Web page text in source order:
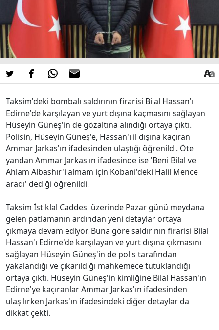
Taksim'deki bombalı saldırının firarisi Bilal Hassan'ı
Edirne'de karşılayan ve yurt dışına kaçmasını sağlayan
Hüseyin Güneş'in de gözaltına alındığı ortaya çıktı.
Polisin, Hüseyin Güneş'e, Hassan'ı il dışına kaçıran
Ammar Jarkas'ın ifadesinden ulaştığı öğrenildi. Öte
yandan Ammar Jarkas'ın ifadesinde ise 'Beni Bilal ve
Ahlam Albashır'i almam için Kobani'deki Halil Mence
aradı' dediği öğrenildi.
Taksim İstiklal Caddesi üzerinde Pazar günü meydana
gelen patlamanın ardından yeni detaylar ortaya
çıkmaya devam ediyor. Buna göre saldırının firarisi Bilal
Hassan'ı Edirne'de karşılayan ve yurt dışına çıkmasını
sağlayan Hüseyin Güneş'in de polis tarafından
yakalandığı ve çıkarıldığı mahkemece tutuklandığı
ortaya çıktı. Hüseyin Güneş'in kimliğine Bilal Hassan'ın
Edirne'ye kaçıranlar Ammar Jarkas'ın ifadesinden
ulaşılırken Jarkas'ın ifadesindeki diğer detaylar da
dikkat çekti.